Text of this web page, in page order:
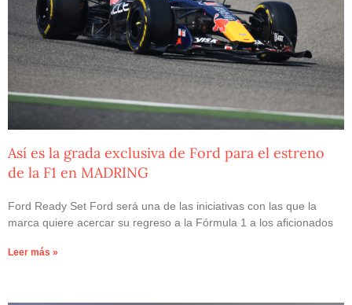
Así es la grada exclusiva de Ford para el estreno
de la F1 en MADRING
Ford Ready Set Ford será una de las iniciativas con las que la
marca quiere acercar su regreso a la Fórmula 1 a los aficionados
Leer más »